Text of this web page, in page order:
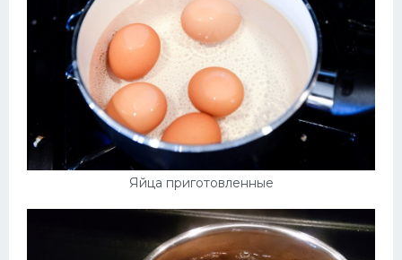
Яйца приготовленные